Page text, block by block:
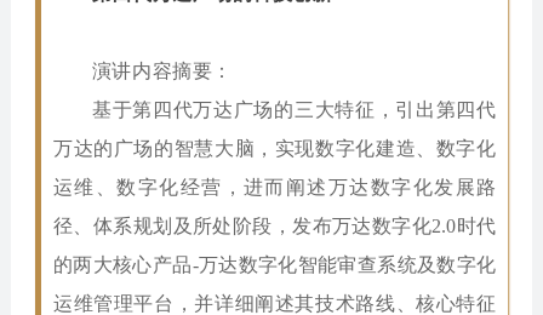
演讲内容摘要：
基于第四代万达广场的三大特征，引出第四代
万达的广场的智慧大脑，实现数字化建造、数字化
运维、数字化经营，进而阐述万达数字化发展路
径、体系规划及所处阶段，发布万达数字化2.0时代
的两大核心产品-万达数字化智能审查系统及数字化
运维管理平台，并详细阐述其技术路线、核心特征